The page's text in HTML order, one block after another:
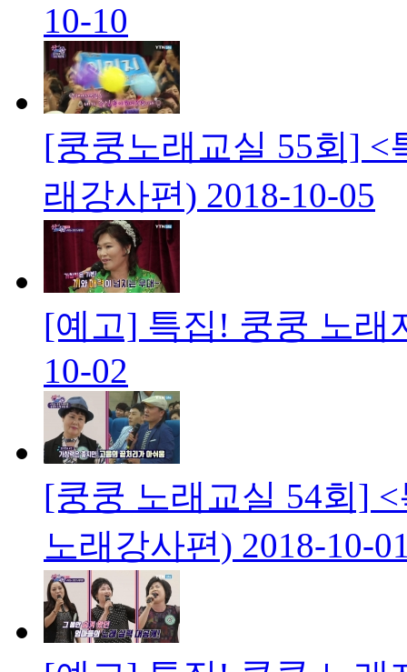
10-10
[쿵쿵노래교실 55회] <
래강사편) 2018-10-05
[예고] 특집! 쿵쿵 노래
10-02
[쿵쿵 노래교실 54회]
노래강사편) 2018-10-